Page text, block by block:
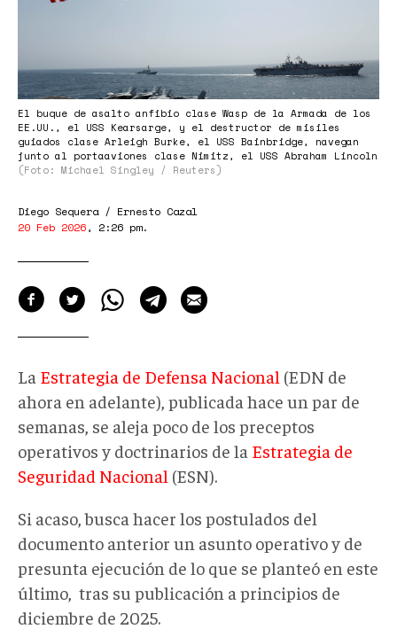
El buque de asalto anfibio clase Wasp de la Armada de los
EE.UU., el USS Kearsarge, y el destructor de misiles
guiados clase Arleigh Burke, el USS Bainbridge, navegan
junto al portaaviones clase Nimitz, el USS Abraham Lincoln
(Foto: Michael Singley / Reuters)
Diego Sequera / Ernesto Cazal
20 Feb 2026, 2:26 pm.
La Estrategia de Defensa Nacional (EDN de
ahora en adelante), publicada hace un par de
semanas, se aleja poco de los preceptos
operativos y doctrinarios de la Estrategia de
Seguridad Nacional (ESN).
Si acaso, busca hacer los postulados del
documento anterior un asunto operativo y de
presunta ejecución de lo que se planteó en este
último, tras su publicación a principios de
diciembre de 2025.